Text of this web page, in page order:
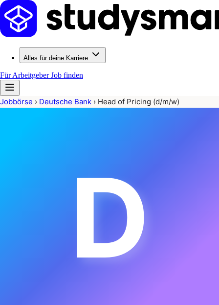
Alles für deine Karriere
Für ArbeitgeberJob finden
Jobbörse › Deutsche Bank › Head of Pricing (d/m/w)
D